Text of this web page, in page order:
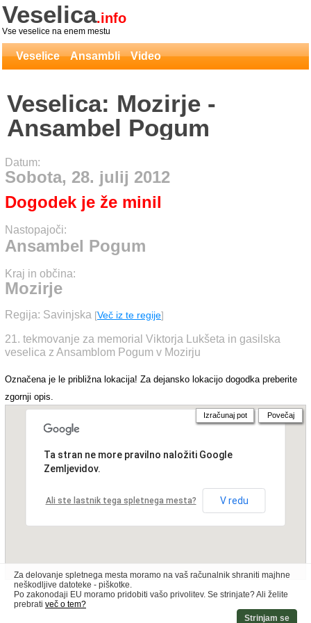
Veselica.info
Vse veselice na enem mestu
Veselice Ansambli Video
Veselica: Mozirje -
Ansambel Pogum
Datum:
Sobota, 28. julij 2012
Dogodek je že minil
Nastopajoči:
Ansambel Pogum
Kraj in občina:
Mozirje
Regija: Savinjska [Več iz te regije]
21. tekmovanje za memorial Viktorja Lukšeta in gasilska
veselica z Ansamblom Pogum v Mozirju
Označena je le približna lokacija! Za dejansko lokacijo dogodka preberite
zgornji opis.
Ta stran ne more pravilno naložiti Google
Zemljevidov.
Ali ste lastnik tega spletnega mesta? V redu
Izračunaj pot Povečaj
Za delovanje spletnega mesta moramo na vaš računalnik shraniti majhne
neškodljive datoteke - piškotke.
Po zakonodaji EU moramo pridobiti vašo privolitev. Se strinjate? Ali želite
prebrati več o tem?
Strinjam se